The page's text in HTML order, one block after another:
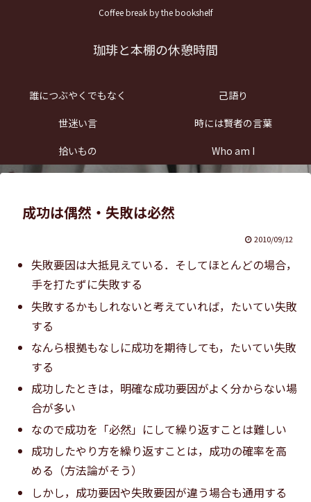
Coffee break by the bookshelf
珈琲と本棚の休憩時間
誰につぶやくでもなく
己語り
世迷い言
時には賢者の言葉
拾いもの
Who am I
成功は偶然・失敗は必然
2010/09/12
失敗要因は大抵見えている．そしてほとんどの場合，
手を打たずに失敗する
失敗するかもしれないと考えていれば，たいてい失敗
する
なんら根拠もなしに成功を期待しても，たいてい失敗
する
成功したときは，明確な成功要因がよく分からない場
合が多い
なので成功を「必然」にして繰り返すことは難しい
成功したやり方を繰り返すことは，成功の確率を高
める（方法論がそう）
しかし，成功要因や失敗要因が違う場合も通用する